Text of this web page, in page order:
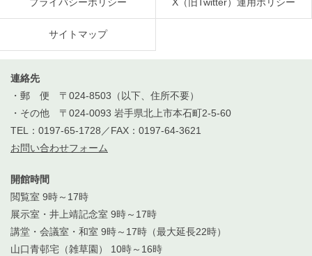
サイトマップ
連絡先
・郵 便 〒024-8503（以下、住所不要）
・その他 〒024-0093 岩手県北上市本石町2-5-60
TEL：0197-65-1728／FAX：0197-64-3621
お問い合わせフォーム
開館時間
閲覧室 9時～17時
展示室・井上靖記念室 9時～17時
講堂・会議室・和室 9時～17時（最大延長22時）
山口青邨宅（雑草園） 10時～16時